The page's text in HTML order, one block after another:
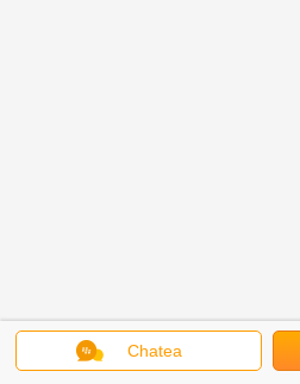
Chatea